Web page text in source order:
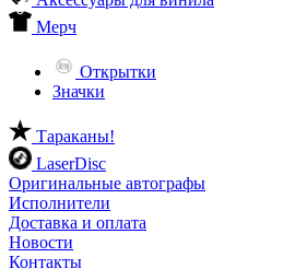
Мерч
Открытки
Значки
Тараканы!
LaserDisc
Оригинальные автографы
Исполнители
Доставка и оплата
Новости
Контакты